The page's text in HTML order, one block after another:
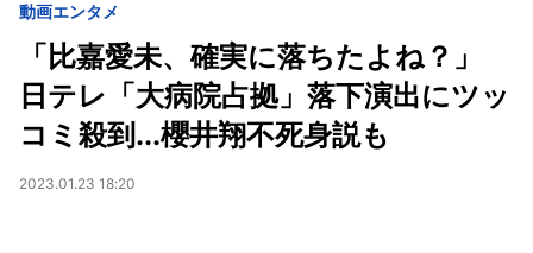
動画エンタメ
「比嘉愛未、確実に落ちたよね？」
日テレ「大病院占拠」落下演出にツッ
コミ殺到...櫻井翔不死身説も
2023.01.23 18:20